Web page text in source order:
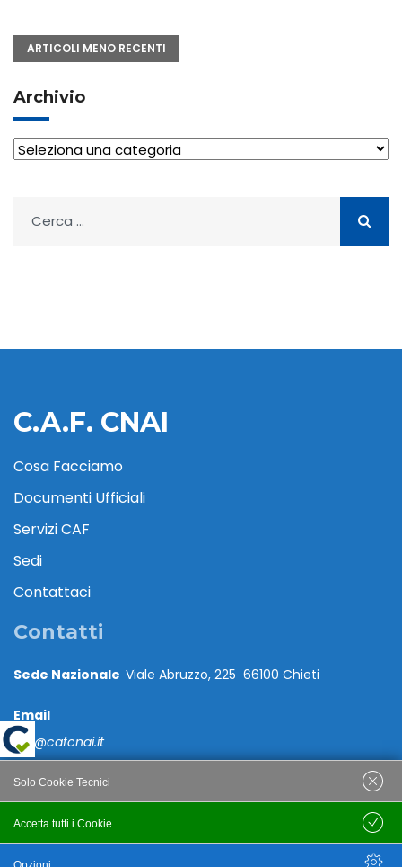
Navigazione
ARTICOLI MENO RECENTI
Archivio
Archivio
per:
C.A.F. CNAI
Cosa Facciamo
Documenti Ufficiali
Servizi CAF
Sedi
Contattaci
Contatti
Sede Nazionale Viale Abruzzo, 225 66100 Chieti
Email
caf@cafcnai.it
Posta Certificata
Accetta tutti i Cookie
Solo Cookie Tecnici
Salva